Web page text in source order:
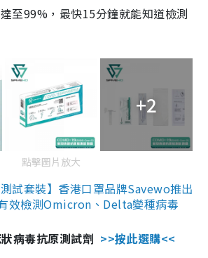
至99%，最快15分鐘就能知道檢測
+2
點擊圖片放大
試套裝】香港口罩品牌Savewo推出
效檢測Omicron、Delta變種病毒
病毒抗原測試劑 >>按此選購<<